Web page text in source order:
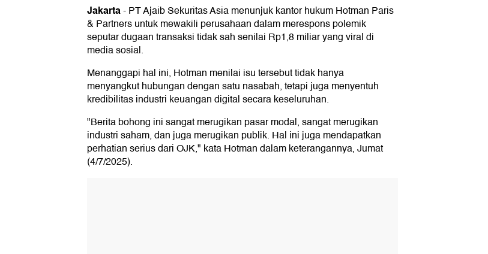
Jakarta-PT Ajaib Sekuritas Asia menunjuk kantor hukum Hotman Paris
& Partners untuk mewakili perusahaan dalam merespons polemik
seputar dugaan transaksi tidak sah senilai Rp1,8 miliar yang viral di
media sosial.
Menanggapi hal ini, Hotman menilai isu tersebut tidak hanya
menyangkut hubungan dengan satu nasabah, tetapi juga menyentuh
kredibilitas industri keuangan digital secara keseluruhan.
"Berita bohong ini sangat merugikan pasar modal, sangat merugikan
industri saham, dan juga merugikan publik. Hal ini juga mendapatkan
perhatian serius dari OJK," kata Hotman dalam keterangannya, Jumat
(4/7/2025).